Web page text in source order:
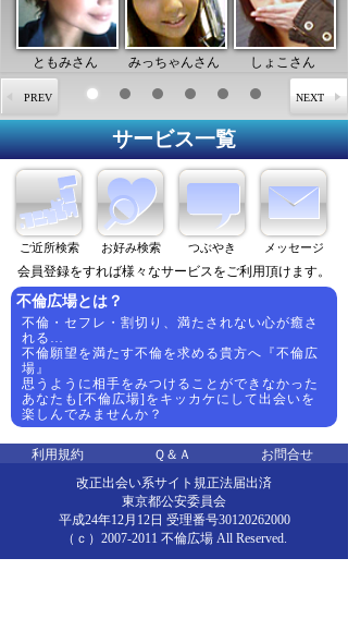
ともみさん みっちゃんさん しょこさん
サービス一覧
ご近所検索 お好み検索 つぶやき メッセージ
会員登録をすれば様々なサービスをご利用頂けます。
不倫広場とは？
不倫・セフレ・割切り、満たされない心が癒さ
れる…
不倫願望を満たす不倫を求める貴方へ『不倫広
場』
思うように相手をみつけることができなかった
あなたも[不倫広場]をキッカケにして出会いを
楽しんでみませんか？
利用規約 Ｑ＆Ａ
お問合せ
改正出会い系サイト規正法届出済
東京都公安委員会
平成24年12月12日 受理番号30120262000
（ｃ）2007-2011 不倫広場 All Reserved.